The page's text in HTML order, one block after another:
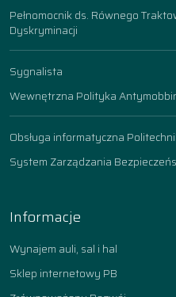
Pełnomocnik ds. Równego
Dyskryminacji
Sygnalista
Wewnętrzna Polityka
Obsługa informatyczna
System Zarządzania
Informacje
Wynajem auli, sal i hal
Sklep internetowy PB